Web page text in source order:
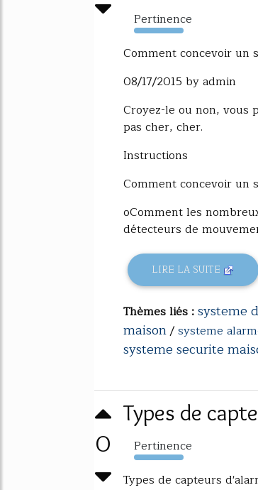
Pertinence
1250%
Comment concevoir un
08/17/2015 by admin
Croyez-le ou non, vous
pas cher, cher.
Instructions
Comment concevoir un
oComment les
détecteurs de
LIRE LA SUITE
Thèmes liés :systeme
maison/systeme
systeme securite
0
Types de
Pertinence
1176%
Types de capteurs